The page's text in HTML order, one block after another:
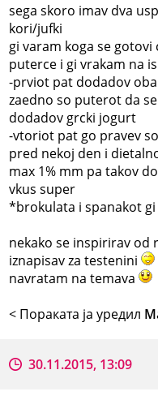
sega skoro imav dva
kori/jufki
gi varam koga se
puterce i gi vrakam na
-prviot pat dodadov
zaedno so puterot da
dodadov grcki jogurt
-vtoriot pat go pravev
pred nekoj den i
max 1% mm pa takov
vkus super
*brokulata i spanakot
nekako se inspirirav od
iznapisav za testenini
navratam na temava
< Поракaта ја уредил
30.11.2015, 13:09